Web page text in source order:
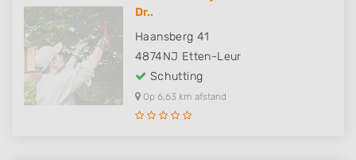
Dr..
Haansberg 41
4874NJ Etten-Leur
Schutting
Op 6,63 km afstand